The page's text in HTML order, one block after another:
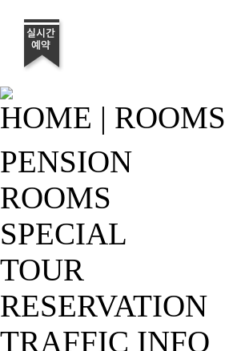
HOME | ROOMS
PENSION
ROOMS
SPECIAL
TOUR
RESERVATION
TRAFFIC INFO